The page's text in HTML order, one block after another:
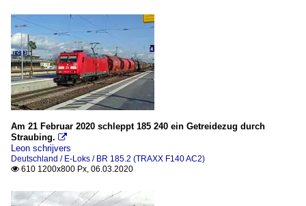
Am 21 Februar 2020 schleppt 185 240 ein Getreidezug durch
Straubing. 
Leon schrijvers
Deutschland / E-Loks / BR 185.2 (TRAXX F140 AC2)
 610 1200x800 Px, 06.03.2020